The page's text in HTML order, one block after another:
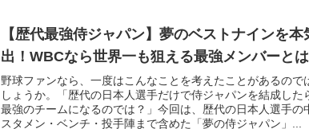
【歴代最強侍ジャパン】夢のベストナインを本
出！WBCなら世界一も狙える最強メンバーとは
野球ファンなら、一度はこんなことを考えたことがあるので
しょうか。「歴代の日本人選手だけで侍ジャパンを結成した
最強のチームになるのでは？」今回は、歴代の日本人選手の
スタメン・ベンチ・投手陣まで含めた「夢の侍ジャパン」...